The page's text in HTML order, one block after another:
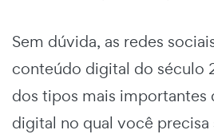
Sem dúvida, as redes
conteúdo digital do século
dos tipos mais importantes
digital no qual você